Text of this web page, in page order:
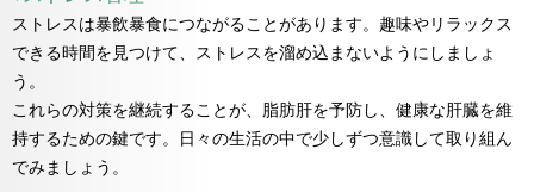
ストレスは暴飲暴食につながることがあります。趣味やリラックス
できる時間を見つけて、ストレスを溜め込まないようにしましょ
う。
これらの対策を継続することが、脂肪肝を予防し、健康な肝臓を維
持するための鍵です。日々の生活の中で少しずつ意識して取り組ん
でみましょう。